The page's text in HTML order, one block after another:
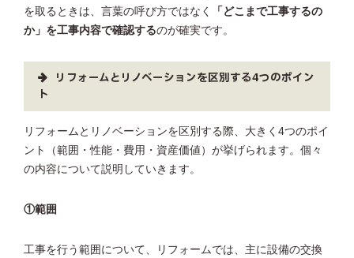
を取るときは、言葉の呼び方ではなく
「どこまで工事するの
か」を工事内容で確認するのが確実です。
リフォームとリノベーションを区別する4つのポイン
ト
リフォームとリノベーションを区別する際、大きく4つのポイ
ント（範囲・性能・費用・資産価値）が挙げられます。個々
の内容について説明していきます。
①範囲
工事を行う範囲について、リフォームでは、主に設備の交換